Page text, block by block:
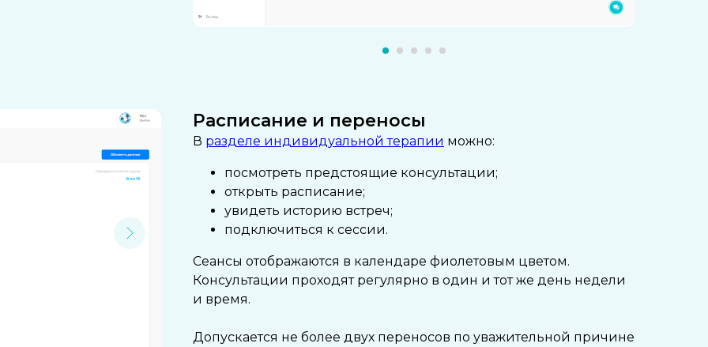
Расписание и переносы
В разделе индивидуальной терапии можно:
посмотреть предстоящие консультации;
открыть расписание;
увидеть историю встреч;
подключиться к сессии.
Сеансы отображаются в календаре фиолетовым цветом.
Консультации проходят регулярно в один и тот же день недели
и время.
Допускается не более двух переносов по уважительной причине